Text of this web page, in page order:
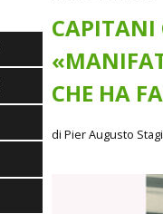
CAPITANI
CHE HA
di Pier Augusto Stagi